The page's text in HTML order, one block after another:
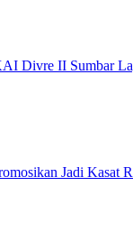
Divre II Sumbar
Jadi Kasat